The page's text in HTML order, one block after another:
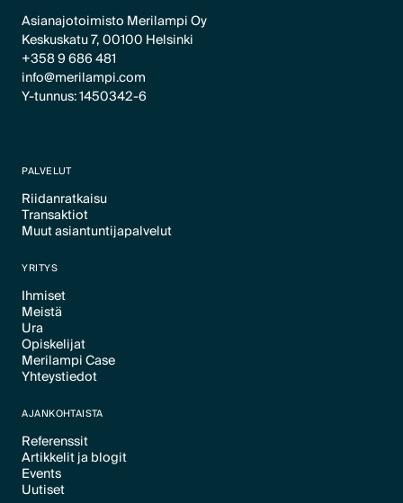
Asianajotoimisto Merilampi Oy
Keskuskatu 7, 00100 Helsinki
+358 9 686 481
info@merilampi.com
Y-tunnus: 1450342-6
PALVELUT
Riidanratkaisu
Text Link
Transaktiot
Text Link
Muut asiantuntijapalvelut
YRITYS
Ihmiset
Text Link
Meistä
Text Link
Ura
Text Link
Opiskelijat
Text Link
Merilampi Case
Text Link
Yhteystiedot
AJANKOHTAISTA
Referenssit
Text Link
Artikkelit ja blogit
Text Link
Events
Text Link
Uutiset